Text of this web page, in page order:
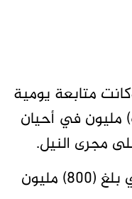
متابعة يومية
في بعض الأحيان كانت (650) مليون متر مكعب خلف سد الروصيرص و(600) مليون في أحيان
واكد بروفيسور ياسر عباس استخدام سد مروي في تمرير التصريف الأمن الذي بلغ (800) مليون